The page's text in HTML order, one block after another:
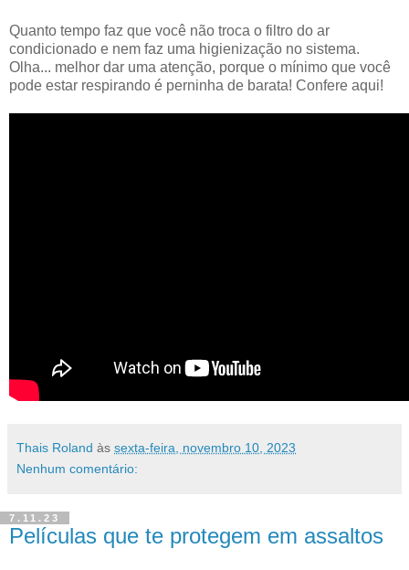
Quanto tempo faz que você não troca o filtro do ar
condicionado e nem faz uma higienização no sistema.
Olha... melhor dar uma atenção, porque o mínimo que você
pode estar respirando é perninha de barata! Confere aqui!
Thais Roland às sexta-feira, novembro 10, 2023
Nenhum comentário:
7.11.23
Películas que te protegem em assaltos